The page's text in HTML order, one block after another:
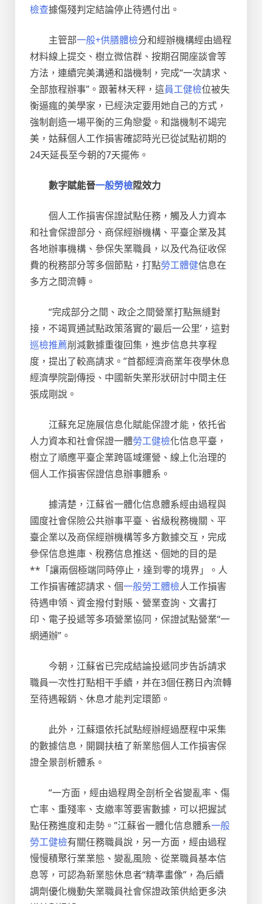
檢查據傷殘判定結論停止待遇付出。
主管部一般+供膳體檢分和經辦機構經由過程
材料線上提交、樹立微信群、按期召開座談會等
方法，連續完美溝通和諧機制，完成“一次請求、
全部旅程辦事”。跟著林天秤，這員工健檢位被失
衡逼瘋的美學家，已經決定要用她自己的方式，
強制創造一場平衡的三角戀愛。和諧機制不竭完
美，姑蘇個人工作損害確認時光已從試點初期的
24天延長至今朝的7天擺佈。
數字賦能晉一般勞檢陞效力
個人工作損害保證試點任務，觸及人力資本
和社會保證部分、商保經辦機構、平臺企業及其
各地辦事機構、參保失業職員，以及代為征收保
費的稅務部分等多個節點，打點勞工體健信息在
多方之間流轉。
“完成部分之間、政企之間營業打點無縫對
接，不竭買通試點政策落實的‘最后一公里’，這對
巡檢推薦削減數據重復回集，進步信息共享程
度，提出了較高請求。”首都經濟商業年夜學休息
經濟學院副傳授、中國新失業形狀研討中間主任
張成剛說。
江蘇充足施展信息化賦能保證才能，依托省
人力資本和社會保證一體勞工健檢化信息平臺，
樹立了順應平臺企業跨區域運營、線上化治理的
個人工作損害保證信息辦事體系。
據清楚，江蘇省一體化信息體系經由過程與
國度社會保險公共辦事平臺、省級稅務機關、平
臺企業以及商保經辦機構等多方數據交互，完成
參保信息進庫、稅務信息推送、個她的目的是
**「讓兩個極端同時停止，達到零的境界」。人
工作損害確認請求、個一般勞工體檢人工作損害
待遇申領、資金撥付對賬、營業查詢、文書打
印、電子投遞等多項營業協同，保證試點營業“一
網通辦”。
今朝，江蘇省已完成結論投遞同步告訴請求
職員一次性打點相干手續，并在3個任務日內流轉
至待遇報銷、休息才能判定環節。
此外，江蘇還依托試點經辦經過歷程中采集
的數據信息，開闢扶植了新業態個人工作損害保
證全景剖析體系。
“一方面，經由過程周全剖析全省變亂率、傷
亡率、重殘率、支繳率等要害數據，可以把握試
點任務進度和走勢。”江蘇省一體化信息體系一般
勞工健檢有關任務職員說，另一方面，經由過程
慢慢積聚行業業態、變亂風險、從業職員基本信
息等，可認為新業態休息者“精準畫像”，為后續
調劑優化機動失業職員社會保證政策供給更多決